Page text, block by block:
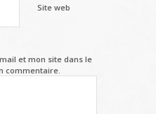
Site web
et mon site dans le
commentaire.